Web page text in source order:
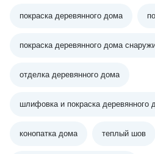
покраска деревянного дома
покраска деревянного дома
отделка деревянного дома
шлифовка и покраска деревянного
конопатка дома теплый шов